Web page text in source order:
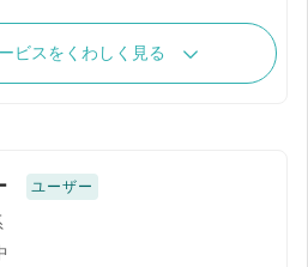
ビスをくわしく見る
ユーザー